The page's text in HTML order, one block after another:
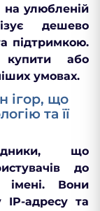
на улюбленій
дешево
підтримкою.
або
умовах.
ігор, що
та її
що
до
імені. Вони
IP-адресу та